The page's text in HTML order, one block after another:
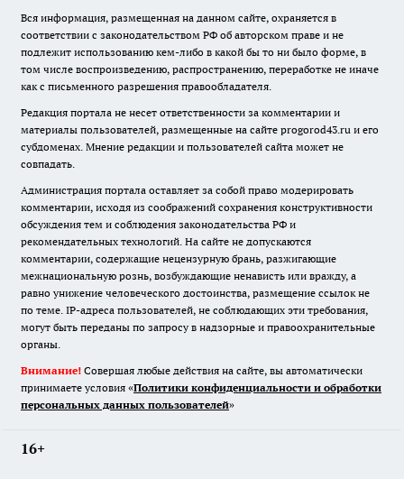
Вся информация, размещенная на данном сайте, охраняется в
соответствии с законодательством РФ об авторском праве и не
подлежит использованию кем-либо в какой бы то ни было форме, в
том числе воспроизведению, распространению, переработке не иначе
как с письменного разрешения правообладателя.
Редакция портала не несет ответственности за комментарии и
материалы пользователей, размещенные на сайте progorod43.ru и его
субдоменах. Мнение редакции и пользователей сайта может не
совпадать.
Администрация портала оставляет за собой право модерировать
комментарии, исходя из соображений сохранения конструктивности
обсуждения тем и соблюдения законодательства РФ и
рекомендательных технологий. На сайте не допускаются
комментарии, содержащие нецензурную брань, разжигающие
межнациональную рознь, возбуждающие ненависть или вражду, а
равно унижение человеческого достоинства, размещение ссылок не
по теме. IP-адреса пользователей, не соблюдающих эти требования,
могут быть переданы по запросу в надзорные и правоохранительные
органы.
Внимание! Совершая любые действия на сайте, вы автоматически
принимаете условия «Политики конфиденциальности и обработки
персональных данных пользователей»
16+